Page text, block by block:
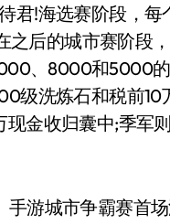
!海选赛阶段，每
之后的城市赛阶段
、8000和5000
级洗炼石和税前
金收归囊中;季军